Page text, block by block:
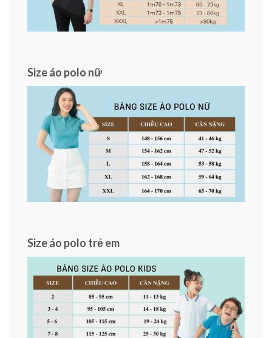
Size áo polo nữ
Size áo polo trẻ em